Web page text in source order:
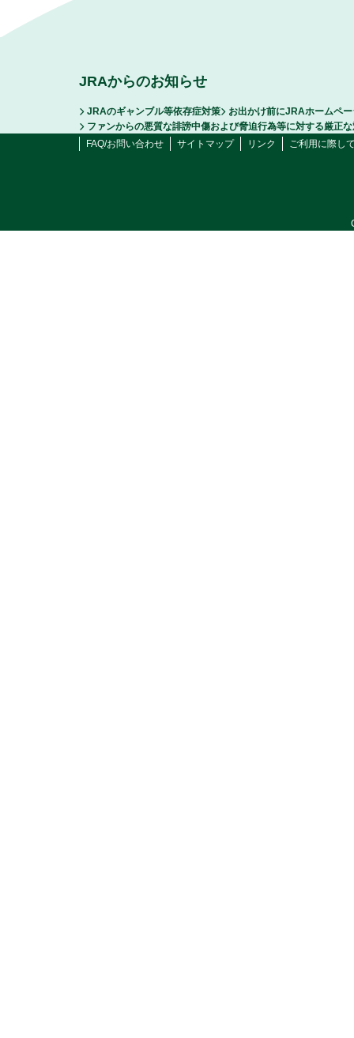
JRAからのお知らせ
JRAのギャンブル等依存症対策
お出かけ前にJRAホームペ
ファンからの悪質な誹謗中傷および脅迫行為等に対する厳正
FAQ/お問い合わせ
サイトマップ リンク ご利用に際し